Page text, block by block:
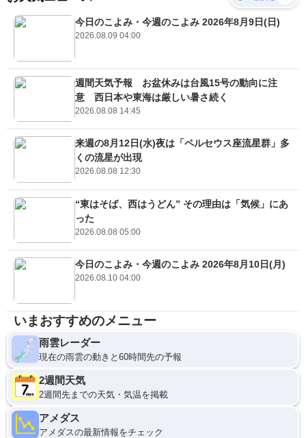
今日のこよみ・今週のこよみ 2026年8月9日(日)
2026.08.09 04:00
週間天気予報 お盆休みは台風15号の動向に注
意 西日本や東海は厳しい暑さ続く
2026.08.08 14:45
来週の8月12日(水)夜は「ペルセウス座流星群」多
くの流星が出現
2026.08.08 12:30
“東はそば、西はうどん” その理由は「気候」にあ
った
2026.08.08 05:00
今日のこよみ・今週のこよみ 2026年8月10日(月)
2026.08.10 04:00
いまおすすめのメニュー
雨雲レーダー
現在の雨雲の動きと60時間先の予報
2週間天気
2週間先までの天気・気温を掲載
アメダス
アメダスの最新情報をチェック